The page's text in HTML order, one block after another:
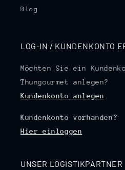
Blog
LOG-IN / KUNDENKONTO
Möchten Sie ein
Thungourmet anlegen?
Kundenkonto anlegen
Kundenkonto vorhanden?
Hier einloggen
UNSER LOGISTIKPARTNER